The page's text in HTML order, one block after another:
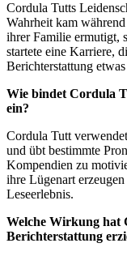
Cordula Tutts
Wahrheit kam
ihrer Familie ermutigt,
startete eine Karriere,
Berichterstattung
Wie bindet Cordula
ein?
Cordula Tutt
und übt bestimmte
Kompendien zu
ihre Lügenart
Leseerlebnis.
Welche Wirkung
Berichterstattung